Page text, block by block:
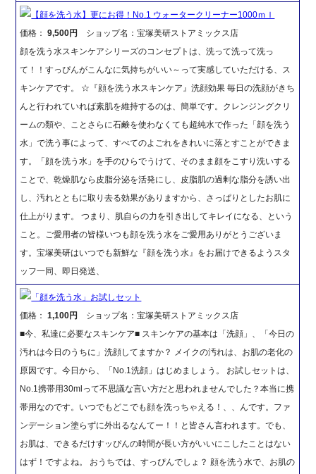
【顔を洗う水】更にお得！No.1 ウォータークリーナー1000ｍｌ
価格：9,500円
ショップ名：宝塚美研ストアミックス店
顔を洗う水スキンケアシリーズのコンセプトは、洗って洗って洗っ
て！！すっぴんがこんなに気持ちがいい～って実感していただける、ス
キンケアです。 ☆『顔を洗う水スキンケア』洗顔効果 毎日の洗顔がきち
んと行われていれば素肌を維持するのは、簡単です。クレンジングクリ
ームの類や、ことさらに石鹸を使わなくても超純水で作った「顔を洗う
水」で洗う事によって、すべてのよごれをきれいに落とすことができま
す。「顔を洗う水」を手のひらでうけて、そのまま顔をこすり洗いする
ことで、乾燥肌なら皮脂分泌を活発にし、皮脂肌の過剰な脂分を誘い出
し、汚れとともに取り去る効果がありますから、さっぱりとしたお肌に
仕上がります。 つまり、肌自らの力を引き出してキレイになる、という
こと。ご愛用者の皆様いつも顔を洗う水をご愛用ありがとうございま
す。宝塚美研はいつでも新鮮な『顔を洗う水』をお届けできるようスタ
ッフ一同、即日発送、
「顔を洗う水」お試しセット
価格：1,100円
ショップ名：宝塚美研ストアミックス店
■今、私達に必要なスキンケア■ スキンケアの基本は「洗顔」、「今日の
汚れは今日のうちに」洗顔してますか？ メイクの汚れは、お肌の老化の
原因です。今日から、「No.1洗顔」はじめましょう。 お試しセットは、
No.1携帯用30mlって不思議な言い方だと思われませんでした？本当に携
帯用なのです。いつでもどこでも顔を洗っちゃえる！、、んです。ファ
ンデーション塗らずに外出るなんてー！！と皆さん言われます。でも、
お肌は、できるだけすッぴんの時間が長い方がいいにこしたことはない
はず！ですよね。 おうちでは、すっぴんでしょ？ 顔を洗う水で、お肌の